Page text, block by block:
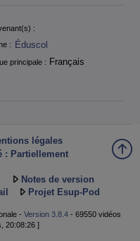
:
: Éduscol
principale : Français
légales
: Partiellement
Notes de version
Projet Esup-Pod
- Version 3.8.4- 69550 vidéos
20:08:26 ]